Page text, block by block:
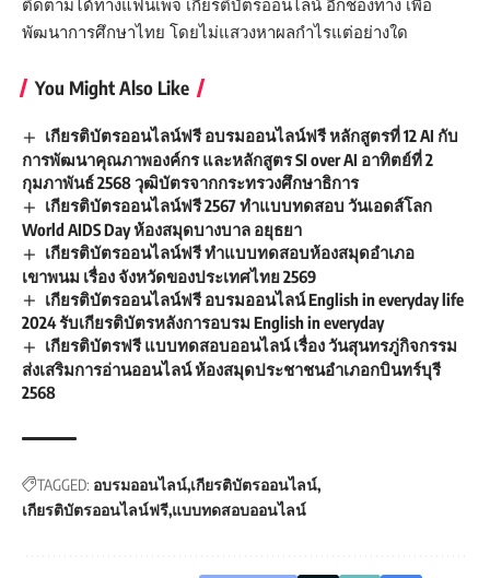
ติดตามได้ทางแฟนเพจ เกียรติบัตรออนไลน์ อีกช่องทาง เพื่อ
พัฒนาการศึกษาไทย โดยไม่แสวงหาผลกำไรแต่อย่างใด
You Might Also Like
เกียรติบัตรออนไลน์ฟรี อบรมออนไลน์ฟรี หลักสูตรที่ 12 AI กับ
การพัฒนาคุณภาพองค์กร และหลักสูตร SI over AI อาทิตย์ที่ 2
กุมภาพันธ์ 2568 วุฒิบัตรจากกระทรวงศึกษาธิการ
เกียรติบัตรออนไลน์ฟรี 2567 ทำแบบทดสอบ วันเอดส์โลก
World AIDS Day ห้องสมุดบางบาล อยุธยา
เกียรติบัตรออนไลน์ฟรี ทำแบบทดสอบห้องสมุดอำเภอ
เขาพนม เรื่อง จังหวัดของประเทศไทย 2569
เกียรติบัตรออนไลน์ฟรี อบรมออนไลน์ English in everyday life
2024 รับเกียรติบัตรหลังการอบรม English in everyday
เกียรติบัตรฟรี แบบทดสอบออนไลน์ เรื่อง วันสุนทรภู่กิจกรรม
ส่งเสริมการอ่านออนไลน์ ห้องสมุดประชาชนอำเภอกบินทร์บุรี
2568
TAGGED: อบรมออนไลน์ เกียรติบัตรออนไลน์
เกียรติบัตรออนไลน์ฟรี แบบทดสอบออนไลน์